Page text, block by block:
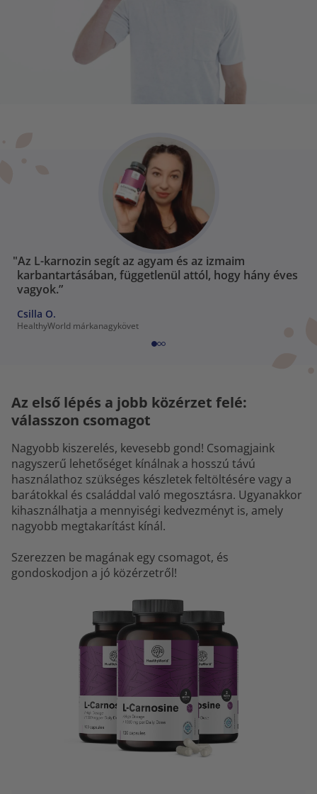
"Az L-karnozin segít az agyam és az izmaim
karbantartásában, függetlenül attól, hogy hány éves
vagyok.”
Csilla O.
HealthyWorld márkanagykövet
Az első lépés a jobb közérzet felé:
válasszon csomagot
Nagyobb kiszerelés, kevesebb gond! Csomagjaink
nagyszerű lehetőséget kínálnak a hosszú távú
használathoz szükséges készletek feltöltésére vagy a
barátokkal és családdal való megosztásra. Ugyanakkor
kihasználhatja a mennyiségi kedvezményt is, amely
nagyobb megtakarítást kínál.
Szerezzen be magának egy csomagot, és
gondoskodjon a jó közérzetről!